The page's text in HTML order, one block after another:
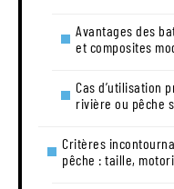
Avantages des
et composites
Cas d’utilisation
rivière ou pêche
Critères
pêche : taille,